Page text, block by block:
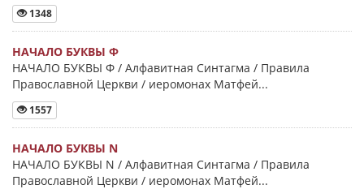
1348
НАЧАЛО БУКВЫ Φ
НАЧАЛО БУКВЫ Φ / Алфавитная Синтагма / Правила
Православной Церкви / иеромонах Матфей...
1557
НАЧАЛО БУКВЫ Ν
НАЧАЛО БУКВЫ Ν / Алфавитная Синтагма / Правила
Православной Церкви / иеромонах Матфей...